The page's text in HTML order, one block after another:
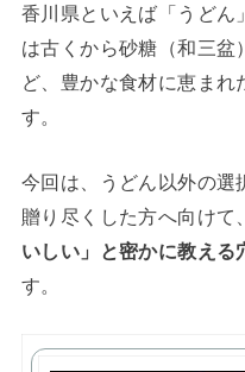
香川県といえば「うどん
は古くから砂糖（和三盆
ど、豊かな食材に恵まれ
す。
今回は、うどん以外の選
贈り尽くした方へ向けて、
いしい」と密かに教える
す。